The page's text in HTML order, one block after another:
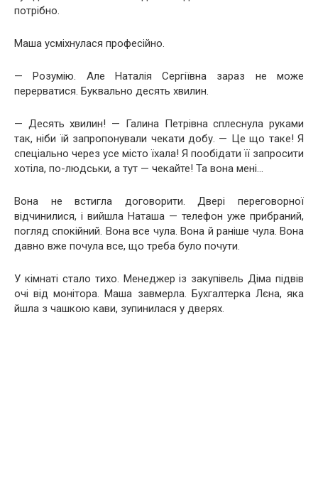
потрібно.
Маша усміхнулася професійно.
— Розумію. Але Наталія Сергіївна зараз не може
перерватися. Буквально десять хвилин.
— Десять хвилин! — Галина Петрівна сплеснула руками
так, ніби їй запропонували чекати добу. — Це що таке! Я
спеціально через усе місто їхала! Я пообідати її запросити
хотіла, по-людськи, а тут — чекайте! Та вона мені…
Вона не встигла договорити. Двері переговорної
відчинилися, і вийшла Наташа — телефон уже прибраний,
погляд спокійний. Вона все чула. Вона й раніше чула. Вона
давно вже почула все, що треба було почути.
У кімнаті стало тихо. Менеджер із закупівель Діма підвів
очі від монітора. Маша завмерла. Бухгалтерка Лєна, яка
йшла з чашкою кави, зупинилася у дверях.